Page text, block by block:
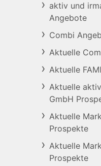
aktiv und
Angebote
Combi
Aktuelle
Aktuelle
Aktuelle
GmbH
Aktuelle
Prospekte
Aktuelle
Prospekte